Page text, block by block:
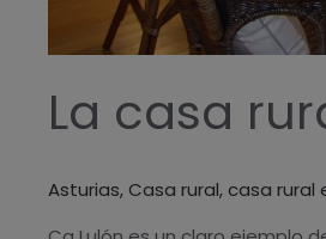
La casa
Asturias, Casa rural,casa rural